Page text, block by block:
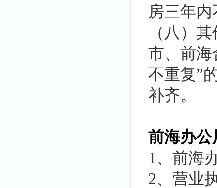
房三年
（八）
市、前海
不重复”
补齐。
前海办公
1、前海
2、营业